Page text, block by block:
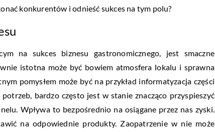
konkurentów i odnieść sukces na tym polu?
na sukces biznesu gastronomicznego, jest smaczne
istotna może być bowiem atmosfera lokalu i sprawna
pomysłem może być na przykład informatyzacja części
bardzo często jest w stanie znacząco przyspieszyć
Wpływa to bezpośrednio na osiągane przez nas zyski.
na odpowiednie produkty. Zaopatrzenie w nie może